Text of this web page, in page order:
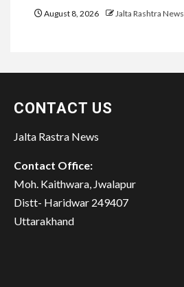
August 8, 2026 Jalta Rashtra News
CONTACT US
Jalta Rastra News
Contact Office:
Moh. Kaithwara, Jwalapur
Distt- Haridwar 249407
Uttarakhand